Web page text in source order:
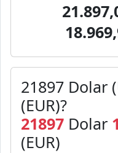
21897 Dolar
(EUR)?
21897 Dolar
(EUR)